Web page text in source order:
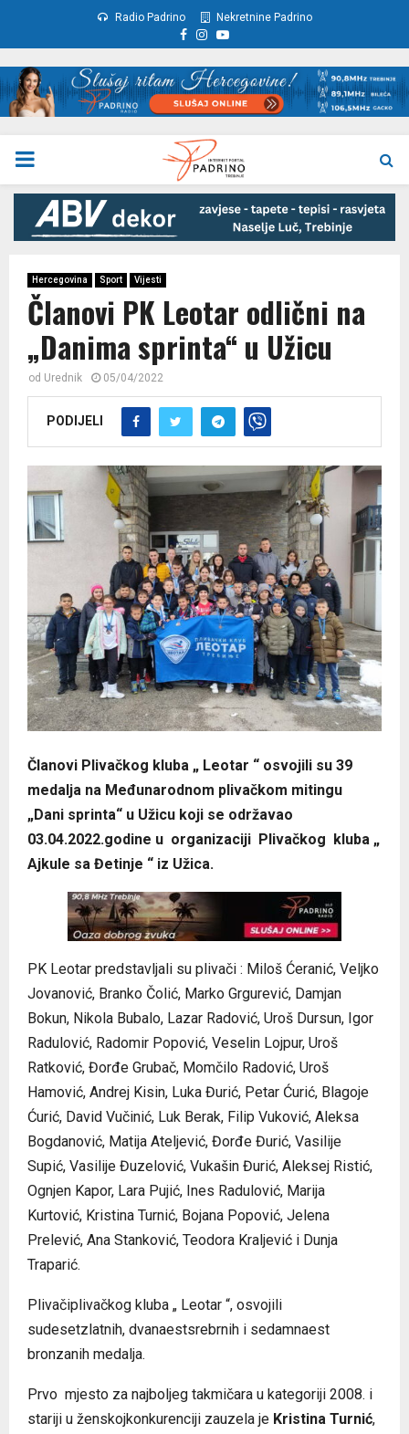
Radio Padrino Nekretnine Padrino
Facebook
Instagram
Youtube
PRIMARY
MENU
Hercegovina Sport Vijesti
Članovi PK Leotar odlični na
„Danima sprinta“ u Užicu
od Urednik 05/04/2022
PODIJELI
Članovi Plivačkog kluba „ Leotar “ osvojili su 39
medalja na Međunarodnom plivačkom mitingu
„Dani sprinta“ u Užicu koji se održavao
03.04.2022.godine u organizaciji Plivačkog kluba „
Ajkule sa Đetinje “ iz Užica.
PK Leotar predstavljali su plivači : Miloš Ćeranić, Veljko
Jovanović, Branko Čolić, Marko Grgurević, Damjan
Bokun, Nikola Bubalo, Lazar Radović, Uroš Dursun, Igor
Radulović, Radomir Popović, Veselin Lojpur, Uroš
Ratković, Đorđe Grubač, Momčilo Radović, Uroš
Hamović, Andrej Kisin, Luka Đurić, Petar Ćurić, Blagoje
Ćurić, David Vučinić, Luk Berak, Filip Vuković, Aleksa
Bogdanović, Matija Ateljević, Đorđe Đurić, Vasilije
Supić, Vasilije Đuzelović, Vukašin Đurić, Aleksej Ristić,
Ognjen Kapor, Lara Pujić, Ines Radulović, Marija
Kurtović, Kristina Turnić, Bojana Popović, Jelena
Prelević, Ana Stanković, Teodora Kraljević i Dunja
Traparić.
Plivačiplivačkog kluba „ Leotar “, osvojili
sudesetzlatnih, dvanaestsrebrnih i sedamnaest
bronzanih medalja.
Prvo mjesto za najboljeg takmičara u kategoriji 2008. i
stariji u ženskojkonkurenciji zauzela je Kristina Turnić,